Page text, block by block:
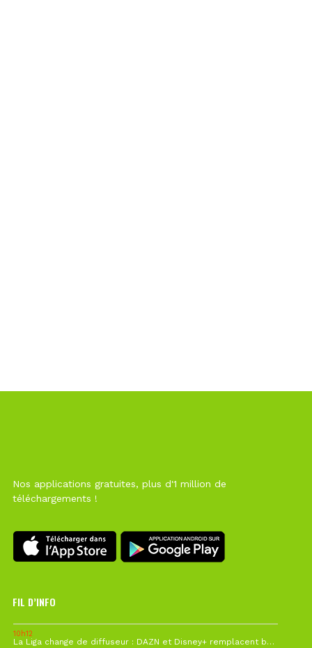
Nos applications gratuites, plus d'1 million de
téléchargements !
FIL D’INFO
10h12
La Liga change de diffuseur : DAZN et Disney+ remplacent beIN Sports !